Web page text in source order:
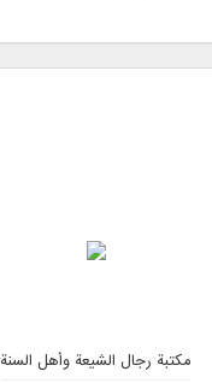
3
مكتبة رجال الشيعة وأهل السنة 2.